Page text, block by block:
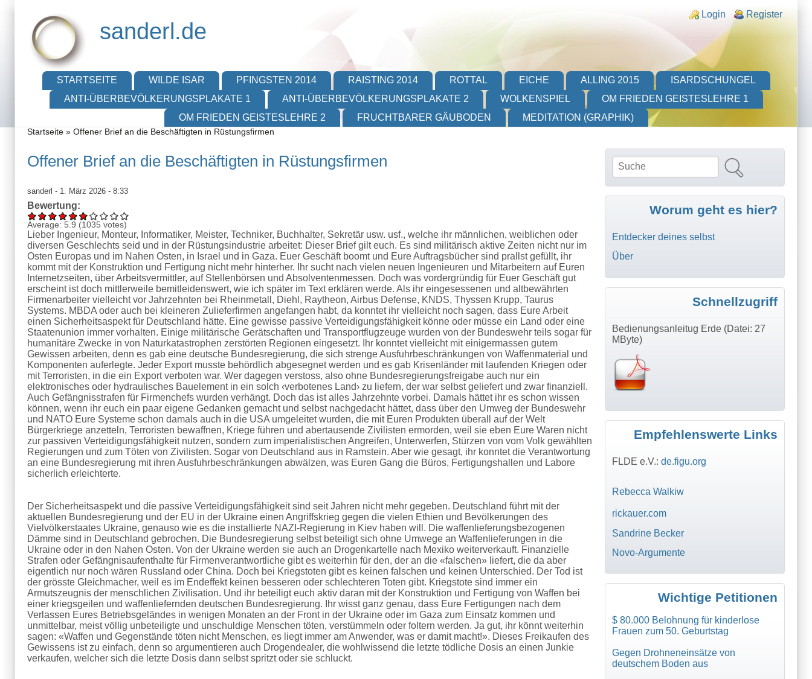
Login links
Login Register
sanderl.de
HauptmenüSTARTSEITE WILDE ISAR PFINGSTEN 2014 RAISTING 2014 ROTTAL EICHE ALLING 2015
ISARDSCHUNGEL
ANTI-ÜBERBEVÖLKERUNGSPLAKATE 1
ANTI-ÜBERBEVÖLKERUNGSPLAKATE 2 WOLKENSPIEL
OM FRIEDEN GEISTESLEHRE 1
OM FRIEDEN GEISTESLEHRE 2
FRUCHTBARER GÄUBODEN
MEDITATION (GRAPHIK)
Sie sind hier
Startseite » Offener Brief an die Beschäftigten in Rüstungsfirmen
Offener Brief an die Beschäftigten in Rüstungsfirmen
sanderl - 1. März 2026 - 8:33
Bewertung:
Average: 5.9 (1035 votes)
Lieber Ingenieur, Monteur, Informatiker, Meister, Techniker, Buchhalter, Sekretär usw. usf., welche ihr männlichen, weiblichen oder
diversen Geschlechts seid und in der Rüstungsindustrie arbeitet: Dieser Brief gilt euch. Es sind militärisch aktive Zeiten nicht nur im
Osten Europas und im Nahen Osten, in Israel und in Gaza. Euer Geschäft boomt und Eure Auftragsbücher sind prallst gefüllt, ihr
kommt mit der Konstruktion und Fertigung nicht mehr hinterher. Ihr sucht nach vielen neuen Ingenieuren und Mitarbeitern auf Euren
Internetzseiten, über Arbeitsvermittler, auf Stellenbörsen und Absolventenmessen. Doch was vordergründig für Euer Geschäft gut
erscheint ist doch mittlerweile bemitleidenswert, wie ich später im Text erklären werde. Als ihr eingesessenen und altbewährten
Firmenarbeiter vielleicht vor Jahrzehnten bei Rheinmetall, Diehl, Raytheon, Airbus Defense, KNDS, Thyssen Krupp, Taurus
Systems. MBDA oder auch bei kleineren Zulieferfirmen angefangen habt, da konntet ihr vielleicht noch sagen, dass Eure Arbeit
einen Sicherheitsaspekt für Deutschland hätte. Eine gewisse passive Verteidigungsfähigkeit könne oder müsse ein Land oder eine
Staatenunion immer vorhalten. Einige militärische Gerätschaften und Transportflugzeuge wurden von der Bundeswehr teils sogar für
humanitäre Zwecke in von Naturkatastrophen zerstörten Regionen eingesetzt. Ihr konntet vielleicht mit einigermassen gutem
Gewissen arbeiten, denn es gab eine deutsche Bundesregierung, die sich strenge Ausfuhrbeschränkungen von Waffenmaterial und
Komponenten auferlegte. Jeder Export musste behördlich abgesegnet werden und es gab Krisenländer mit laufenden Kriegen oder
mit Terroristen, in die ein Export verboten war. Wer dagegen verstoss, also ohne Bundesregierungsfreigabe auch nur ein
elektronisches oder hydraulisches Bauelement in ein solch ‹verbotenes Land› zu liefern, der war selbst geliefert und zwar finanziell.
Auch Gefängnisstrafen für Firmenchefs wurden verhängt. Doch das ist alles Jahrzehnte vorbei. Damals hättet ihr es schon wissen
können, wenn ihr euch ein paar eigene Gedanken gemacht und selbst nachgedacht hättet, dass über den Umweg der Bundeswehr
und NATO Eure Systeme schon damals auch in die USA umgeleitet wurden, die mit Euren Produkten überall auf der Welt
Bürgerkriege anzetteln, Terroristen bewaffnen, Kriege führen und abertausende Zivilisten ermorden, weil sie eben Eure Waren nicht
zur passiven Verteidigungsfähigkeit nutzen, sondern zum imperialistischen Angreifen, Unterwerfen, Stürzen von vom Volk gewählten
Regierungen und zum Töten von Zivilisten. Sogar von Deutschland aus in Ramstein. Aber wie gesagt, ihr konntet die Verantwortung
an eine Bundesregierung mit ihren Ausfuhrbeschränkungen abwälzen, was Euren Gang die Büros, Fertigungshallen und Labore
sicherlich erleichterte.
Der Sicherheitsaspekt und die passive Verteidigungsfähigkeit sind seit Jahren nicht mehr gegeben. Deutschland führt mit der
aktuellen Bundesregierung und der EU in der Ukraine einen Angriffskrieg gegen die vielen Ethien und Bevölkerungen des
Vielvölkerstaates Ukraine, genauso wie es die installierte NAZI-Regierung in Kiev haben will. Die waffenlieferungsbezogenen
Dämme sind in Deutschland gebrochen. Die Bundesregierung selbst beteiligt sich ohne Umwege an Waffenlieferungen in die
Ukraine oder in den Nahen Osten. Von der Ukraine werden sie auch an Drogenkartelle nach Mexiko weiterverkauft. Finanzielle
Strafen oder Gefängnisaufenthalte für Firmenverantwortliche gibt es weiterhin für den, der an die «falschen» liefert, die da aber
eigentlich nur noch wären Russland oder China. Doch bei Kriegstoten gibt es keinen falschen und keinen Unterschied. Der Tod ist
der grösste Gleichmacher, weil es im Endeffekt keinen besseren oder schlechteren Toten gibt. Kriegstote sind immer ein
Armutszeugnis der menschlichen Zivilisation. Und ihr beteiligt euch aktiv daran mit der Konstruktion und Fertigung von Waffen bei
einer kriegsgeilen und waffenliefernden deutschen Bundesregierung. Ihr wisst ganz genau, dass Eure Fertigungen nach dem
Verlassen Eures Betriebsgeländes in wenigen Monaten an der Front in der Ukraine oder im Gaza zum Einsatz kommen und
unmittelbar, meist völlig unbeteiligte und unschuldige Menschen töten, verstümmeln oder foltern werden. Ja gut, ihr könnt weiterhin
sagen: «Waffen und Gegenstände töten nicht Menschen, es liegt immer am Anwender, was er damit macht!». Dieses Freikaufen des
Gewissens ist zu einfach, denn so argumentieren auch Drogendealer, die wohlwissend die letzte tödliche Dosis an einen Junkie
verkaufen, welcher sich die letzte Dosis dann selbst spritzt oder sie schluckt.
Suchformular Suche
Worum geht es hier?
Entdecker deines selbst
Über
Schnellzugriff
Bedienungsanleitug Erde (Datei: 27
MByte)
Empfehlenswerte Links
FLDE e.V.: de.figu.org
Rebecca Walkiw
rickauer.com
Sandrine Becker
Novo-Argumente
Wichtige Petitionen
$ 80.000 Belohnung für kinderlose
Frauen zum 50. Geburtstag
Gegen Drohneneinsätze von
deutschem Boden aus